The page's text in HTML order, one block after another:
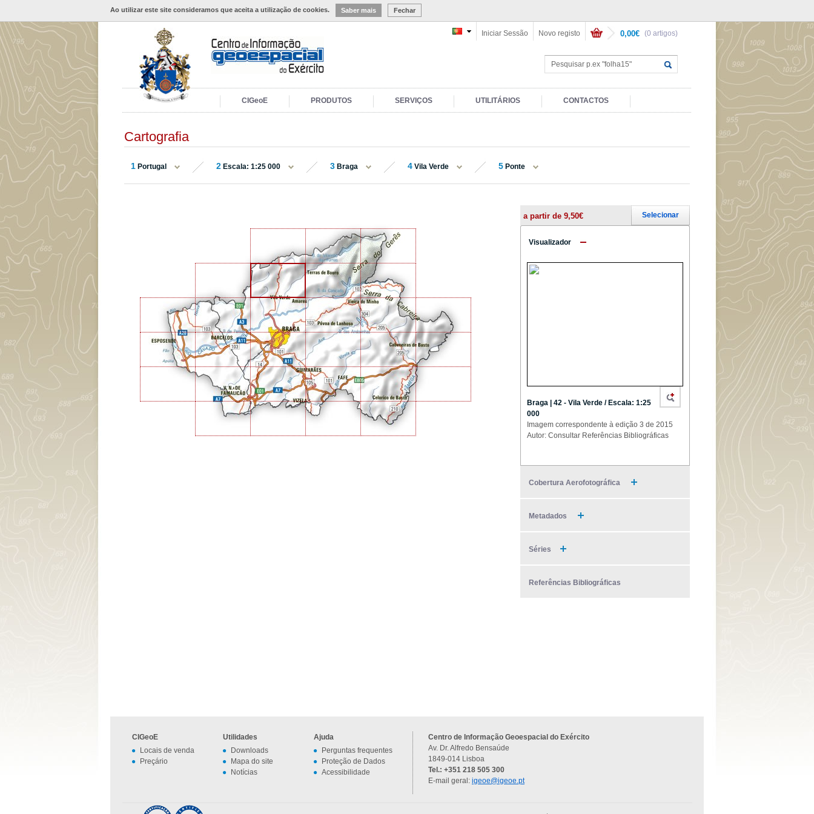
Ao utilizar este site consideramos que aceita a utilização de cookies. Saber mais Fechar
(0 artigos)
0,00€
Novo registo
Iniciar Sessão
CIGeoE PRODUTOS SERVIÇOS UTILITÁRIOS CONTACTOS
Cartografia
1 Portugal 2 Escala: 1:25 000 3 Braga 4 Vila Verde 5 Ponte
a partir de 9,50€ Selecionar
Visualizador
Braga | 42 - Vila Verde / Escala: 1:25
000
Imagem correspondente à edição 3 de 2015
Autor: Consultar Referências Bibliográficas
Cobertura Aerofotográfica
Metadados
Séries
Referências Bibliográficas
CIGeoE
Locais de venda
Preçário
Utilidades
Downloads
Mapa do site
Notícias
Ajuda
Perguntas frequentes
Proteção de Dados
Acessibilidade
Centro de Informação Geoespacial do Exército
Av. Dr. Alfredo Bensaúde
1849-014 Lisboa
Tel.: +351 218 505 300
E-mail geral: igeoe@igeoe.pt